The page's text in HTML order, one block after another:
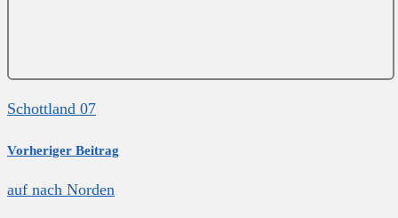
Schottland 07
Vorheriger Beitrag
auf nach Norden